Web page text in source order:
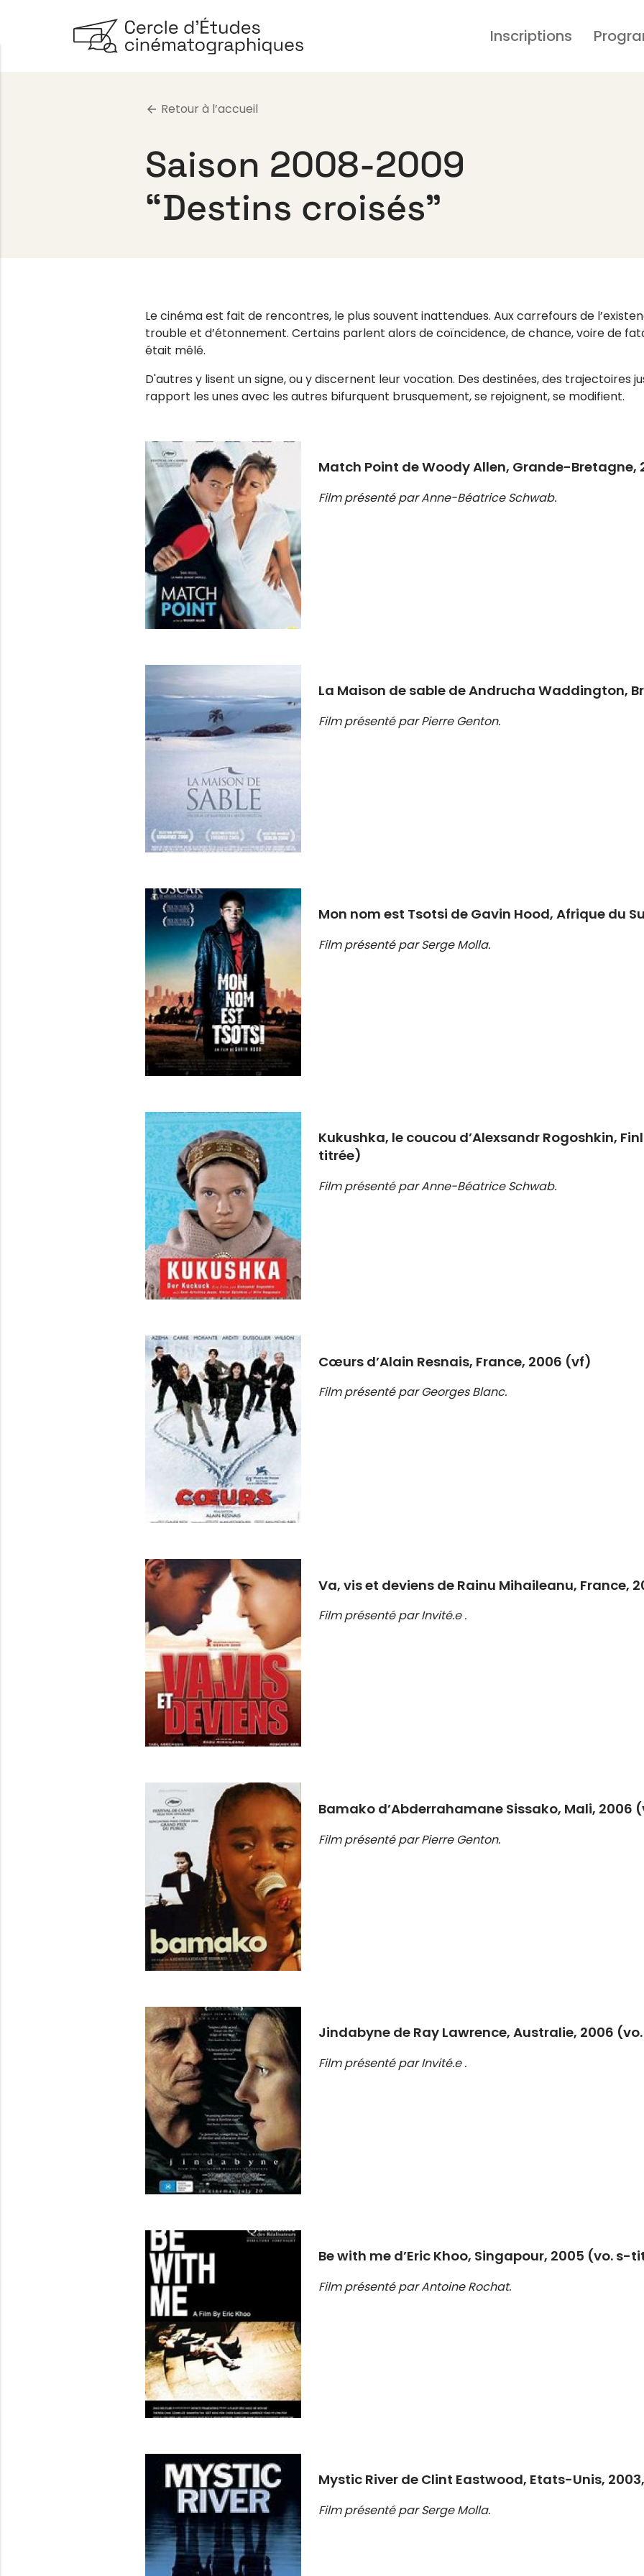
Inscriptions
arrow_back Retour à l’accueil
Saison 2008-2009
“Destins croisés”
Le cinéma est fait de rencontres, le plus souvent inattendues. Aux carrefours de
trouble et d’étonnement. Certains parlent alors de coïncidence, de chance, voire de
était mêlé.
D'autres y lisent un signe, ou y discernent leur vocation. Des destinées, des trajectoires
rapport les unes avec les autres bifurquent brusquement, se rejoignent, se modifient.
Match Point de Woody Allen, Grande-
Film présenté par Anne-Béatrice Schwab.
La Maison de sable de Andrucha Waddington,
Film présenté par Pierre Genton.
Mon nom est Tsotsi de Gavin Hood, Afrique du
Film présenté par Serge Molla.
Kukushka, le coucou d’Alexsandr Rogoshkin,
titrée)
Film présenté par Anne-Béatrice Schwab.
Cœurs d’Alain Resnais, France, 2006 (vf)
Film présenté par Georges Blanc.
Va, vis et deviens de Rainu Mihaileanu, France,
Film présenté par Invité.e .
Bamako d’Abderrahamane Sissako, Mali, 2006
Film présenté par Pierre Genton.
Jindabyne de Ray Lawrence, Australie, 2006
Film présenté par Invité.e .
Be with me d’Eric Khoo, Singapour, 2005 (vo. s-
Film présenté par Antoine Rochat.
Mystic River de Clint Eastwood, Etats-Unis,
Film présenté par Serge Molla.